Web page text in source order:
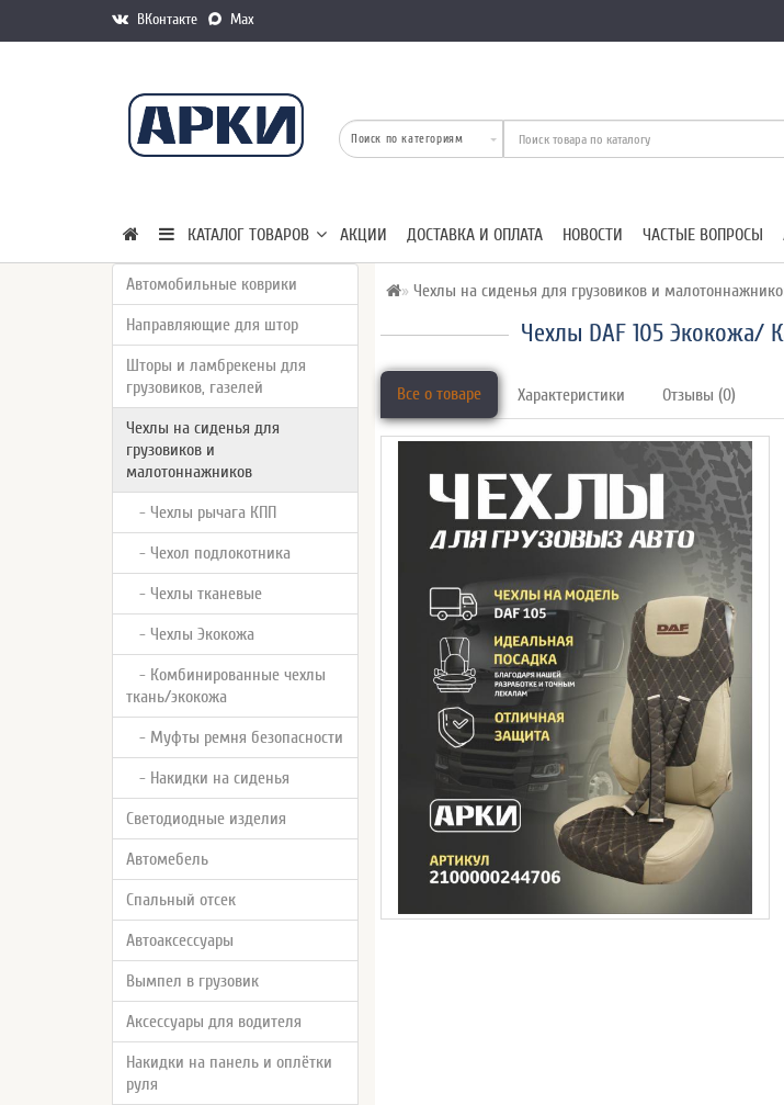
ВКонтакте Max
КАТАЛОГ ТОВАРОВ АКЦИИ ДОСТАВКА И ОПЛАТА НОВОСТИ ЧАСТЫЕ ВОПРОСЫ
Автомобильные коврики
Направляющие для штор
Шторы и ламбрекены для
грузовиков, газелей
Чехлы на сиденья для
грузовиков и
малотоннажников
- Чехлы рычага КПП
- Чехол подлокотника
- Чехлы тканевые
- Чехлы Экокожа
- Комбинированные чехлы
ткань/экокожа
- Муфты ремня безопасности
- Накидки на сиденья
Светодиодные изделия
Автомебель
Спальный отсек
Автоаксессуары
Вымпел в грузовик
Аксессуары для водителя
Накидки на панель и оплётки
руля
Чехлы на сиденья для грузовиков и
Чехлы DAF 105 Экокожа/
Все о товаре Характеристики Отзывы (0)